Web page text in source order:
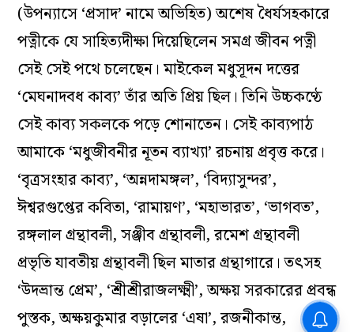
(উপন্যাসে ‘প্রসাদ’ নামে অভিহিত) অশেষ ধৈর্যসহকারে
পত্নীকে যে সাহিত্যদীক্ষা দিয়েছিলেন সমগ্র জীবন পত্নী
সেই সেই পথে চলেছেন। মাইকেল মধুসূদন দত্তের
‘মেঘনাদবধ কাব্য’ তাঁর অতি প্রিয় ছিল। তিনি উচ্চকণ্ঠে
সেই কাব্য সকলকে পড়ে শোনাতেন। সেই কাব্যপাঠ
আমাকে ‘মধুজীবনীর নূতন ব্যাখ্যা’ রচনায় প্রবৃত্ত করে।
‘বৃত্রসংহার কাব্য’, ‘অন্নদামঙ্গল’, ‘বিদ্যাসুন্দর’,
ঈশ্বরগুপ্তের কবিতা, ‘রামায়ণ’, ‘মহাভারত’, ‘ভাগবত’,
রঙ্গলাল গ্রন্থাবলী, সঞ্জীব গ্রন্থাবলী, রমেশ গ্রন্থাবলী
প্রভৃতি যাবতীয় গ্রন্থাবলী ছিল মাতার গ্রন্থাগারে। তৎসহ
‘উদভ্রান্ত প্রেম’, ‘শ্রীশ্রীরাজলক্ষ্মী’, অক্ষয় সরকারের প্রবন্ধ
পুস্তক, অক্ষয়কুমার বড়ালের ‘এষা’, রজনীকান্ত,